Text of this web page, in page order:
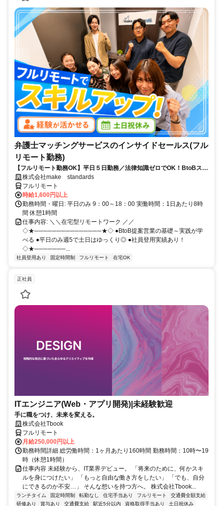
弁護士マッチングサービスのインサイドセールス(フル
リモート勤務)
【フルリモート勤務OK】平日５日勤務／法律知識ゼロでOK！BtoBスキ
ルが身につく営業職
株式会社make standards
フルリモート
時給1,600円以上
勤務時間・曜日: 平日のみ 9：00～18：00 実働時間：1日あたり8時
間 休憩1時間
仕事内容: ＼＼在宅型リモートワーク ／／
◇★───────────────★◇ ●BtoB提案営業の基礎～実践が学
べる ●平日のみ週5で土日はゆっくり◎ ●社員登用実績あり！
◇★───────...
社員登用あり 固定時間制 フルリモート 在宅OK
正社員
ITエンジニア(Web・アプリ開発)|未経験歓迎
手に職をつけ、未来を変える。
株式会社Tbook
フルリモート
月給250,000円以上
勤務時間詳細 総労働時間：1ヶ月あたり160時間 勤務時間：10時〜19
時（休憩1時間）
仕事内容 未経験から、IT業界デビュー。 「将来のために、何かスキ
ルを身につけたい」 「もっと自由な働き方をしたい」 「でも、自分
にできるのか不安…」 そんな想いを持つ方へ。 株式会社Tbook...
ランチタイム 固定時間制 転勤なし 住宅手当あり フルリモート
交通費全額支給
研修あり
賞与あり 交通費支給 駅近5分以内 資格取得手当あり 土日祝休み